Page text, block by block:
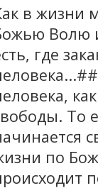
в жизни
Волю
где
То
по